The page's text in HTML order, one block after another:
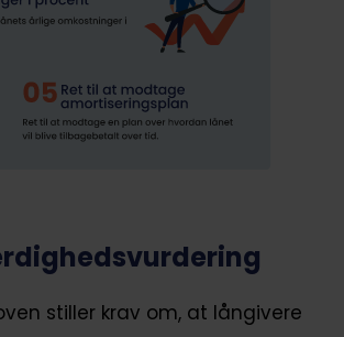
stiller krav om, at långivere